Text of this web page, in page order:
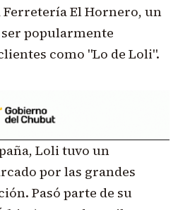
El Hornero, un
popularmente
como "Lo de Loli".
Loli tuvo un
por las grandes
Pasó parte de su